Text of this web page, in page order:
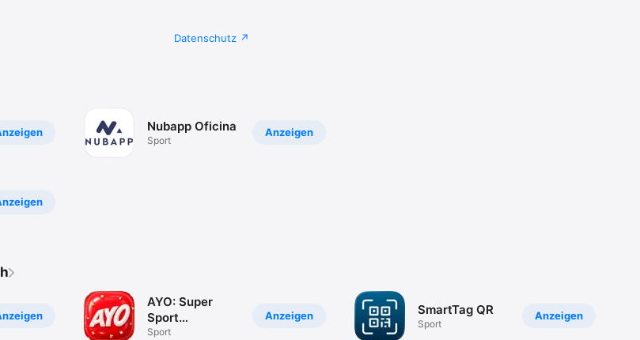
Datenschutz
Anzeigen
Nubapp Oficina
Sport
Anzeigen
AYO: Super
Sport
Community App
Sport
Anzeigen
SmartTag QR
Sport